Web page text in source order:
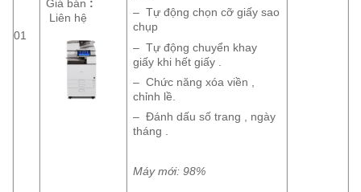
01
Giá bán :
Liên hệ
– Tự động chọn cỡ giấy sao
chụp
– Tự động chuyển khay
giấy khi hết giấy .
– Chức năng xóa viền ,
chỉnh lề.
– Đánh dấu số trang , ngày
tháng .
Máy mới: 98%